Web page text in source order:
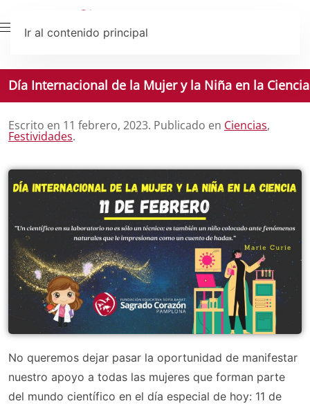
Ir al contenido principal
Día Internacional de la Mujer y la Niña en la Ciencia
Escrito en 11 febrero, 2023. Publicado en Ciencias,
Festividades.
No queremos dejar pasar la oportunidad de manifestar
nuestro apoyo a todas las mujeres que forman parte
del mundo científico en el día especial de hoy: 11 de